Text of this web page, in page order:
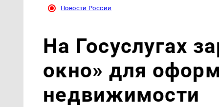
Новости России
На Госуслугах
окно» для
недвижимости